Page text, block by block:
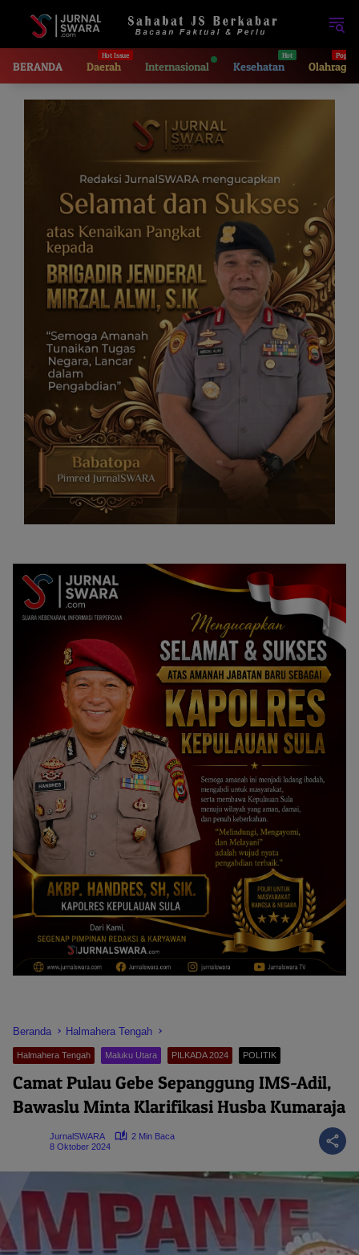
BERANDA Daerah Internasional Kesehatan Olahraga
Beranda Halmahera Tengah
Halmahera Tengah Maluku Utara PILKADA 2024 POLITIK
Camat Pulau Gebe Sepanggung IMS-Adil,
Bawaslu Minta Klarifikasi Husba Kumaraja
JurnalSWARA
2 Min Baca
8 Oktober 2024